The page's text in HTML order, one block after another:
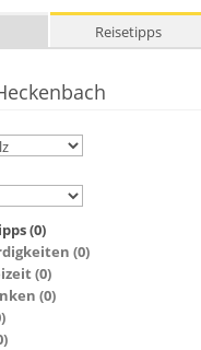
Reisetipps
(0)
(0)
(0)
(0)